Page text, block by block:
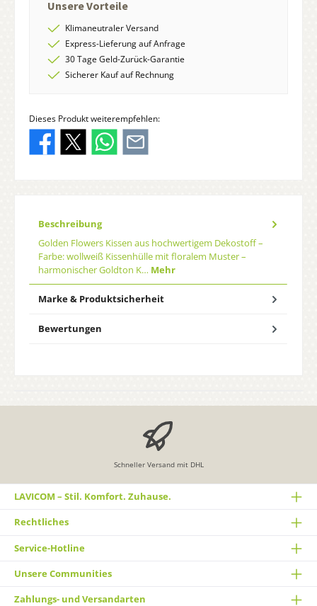
Unsere Vorteile
Klimaneutraler Versand
Express-Lieferung auf Anfrage
30 Tage Geld-Zurück-Garantie
Sicherer Kauf auf Rechnung
Dieses Produkt weiterempfehlen:
Beschreibung
Golden Flowers Kissen aus hochwertigem Dekostoff –
Farbe: wollweiß Kissenhülle mit floralem Muster –
harmonischer Goldton K… Mehr
Marke & Produktsicherheit
Bewertungen
Schneller Versand mit DHL
LAVICOM – Stil. Komfort. Zuhause.
Rechtliches
Service-Hotline
Unsere Communities
Zahlungs- und Versandarten